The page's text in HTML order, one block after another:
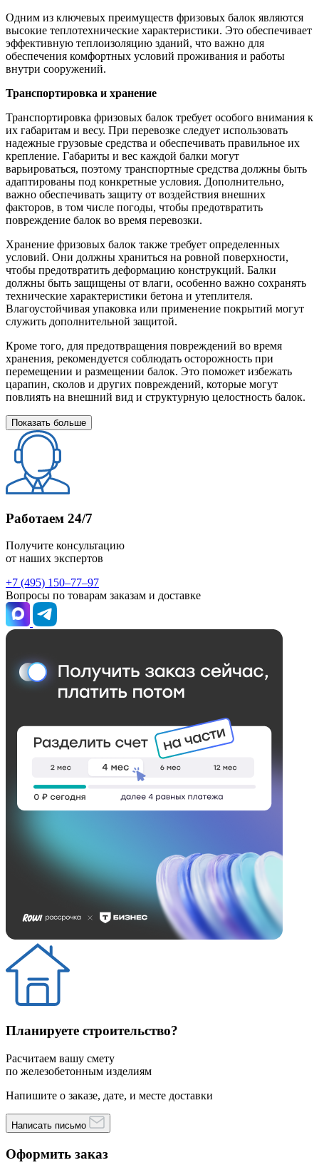
Одним из ключевых преимуществ фризовых балок являются
высокие теплотехнические характеристики. Это обеспечивает
эффективную теплоизоляцию зданий, что важно для
обеспечения комфортных условий проживания и работы
внутри сооружений.
Транспортировка и хранение
Транспортировка фризовых балок требует особого внимания к
их габаритам и весу. При перевозке следует использовать
надежные грузовые средства и обеспечивать правильное их
крепление. Габариты и вес каждой балки могут
варьироваться, поэтому транспортные средства должны быть
адаптированы под конкретные условия. Дополнительно,
важно обеспечивать защиту от воздействия внешних
факторов, в том числе погоды, чтобы предотвратить
повреждение балок во время перевозки.
Хранение фризовых балок также требует определенных
условий. Они должны храниться на ровной поверхности,
чтобы предотвратить деформацию конструкций. Балки
должны быть защищены от влаги, особенно важно сохранять
технические характеристики бетона и утеплителя.
Влагоустойчивая упаковка или применение покрытий могут
служить дополнительной защитой.
Кроме того, для предотвращения повреждений во время
хранения, рекомендуется соблюдать осторожность при
перемещении и размещении балок. Это поможет избежать
царапин, сколов и других повреждений, которые могут
повлиять на внешний вид и структурную целостность балок.
Показать больше
Работаем 24/7
Получите консультацию
от наших экспертов
+7 (495) 150–77–97
Вопросы по товарам заказам и доставке
Планируете строительство?
Расчитаем вашу смету
по железобетонным изделиям
Напишите о заказе, дате, и месте доставки
Написать письмо
Оформить заказ